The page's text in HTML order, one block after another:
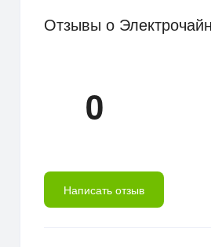
Отзывы о
0
Написать отзыв